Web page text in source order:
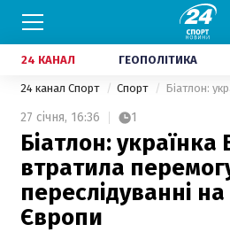
24 КАНАЛ ГЕОПОЛІТИКА
24 канал Спорт Спорт
27 січня, 16:36 1
Біатлон:
втратила
переслідуванні
Європи